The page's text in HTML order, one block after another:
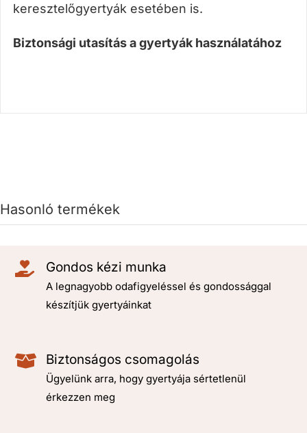
keresztelőgyertyák esetében is.
Biztonsági utasítás a gyertyák használatához
Hasonló termékek
Gondos kézi munka
A legnagyobb odafigyeléssel és gondossággal
készítjük gyertyáinkat
Biztonságos csomagolás
Ügyelünk arra, hogy gyertyája sértetlenül
érkezzen meg